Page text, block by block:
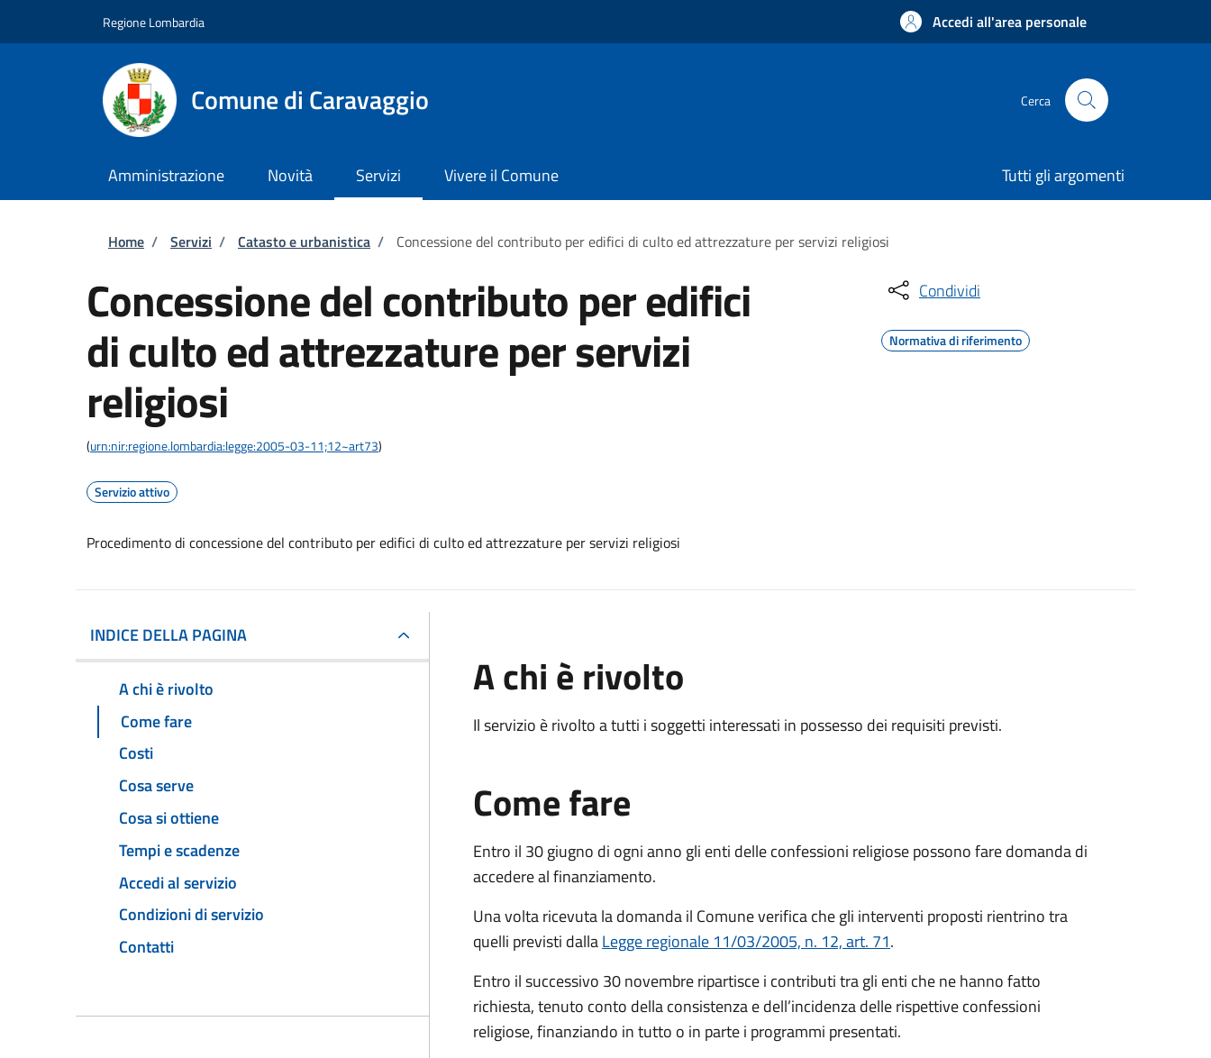
Regione Lombardia Accedi all'area personale
Comune di Caravaggio Cerca
Amministrazione Novità Servizi Vivere il Comune Tutti gli argomenti
Briciole di pane
Home / Servizi / Catasto e urbanistica / Concessione del contributo per edifici di culto ed attrezzature per servizi religiosi
Concessione del contributo per edifici
di culto ed attrezzature per servizi
religiosi
(urn:nir:regione.lombardia:legge:2005-03-11;12~art73)
Servizio attivo
Procedimento di concessione del contributo per edifici di culto ed attrezzature per servizi religiosi
Condividi
Normativa di riferimento
INDICE DELLA PAGINA
A chi è rivolto
Come fare
Costi
Cosa serve
Cosa si ottiene
Tempi e scadenze
Accedi al servizio
Condizioni di servizio
Contatti
A chi è rivolto
Il servizio è rivolto a tutti i soggetti interessati in possesso dei requisiti previsti.
Come fare
Entro il 30 giugno di ogni anno gli enti delle confessioni religiose possono fare domanda di
accedere al finanziamento.
Una volta ricevuta la domanda il Comuneverifica che gli interventi proposti rientrino tra
quelli previsti dallaLegge regionale 11/03/2005, n. 12, art. 71.
Entro il successivo 30 novembre ripartisce i contributi tra gli enti che ne hanno fatto
richiesta, tenuto conto della consistenza e dell’incidenza delle rispettive confessioni
religiose, finanziando in tutto o in parte i programmi presentati.